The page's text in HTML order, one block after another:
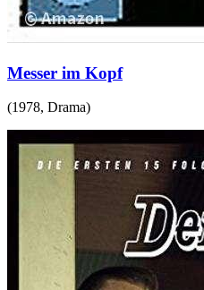
Messer im Kopf
(1978, Drama)